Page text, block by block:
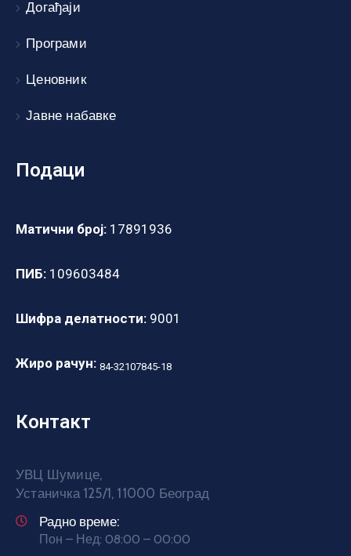
Догађаји
Програми
Ценовник
Јавне набавке
Подаци
Матични број: 17891936
ПИБ: 109603484
Шифра делатности: 9001
Жиро рачун: 84-32107845-18
Контакт
УВЦ Шумице,
Устаничка 125/1, 11000 Београд
Радно време:
Пон – Нед: 08:00 – 00:00